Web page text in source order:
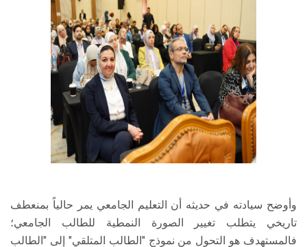
وأوضح سيادته في حديثه أن التعليم الجامعي يمر حالياً بمنعطف
تاريخي يتطلب تغيير الصورة النمطية للطالب الجامعي؛
فالمستهدف هو التحول من نموذج "الطالب المتلقي" إلى "الطالب